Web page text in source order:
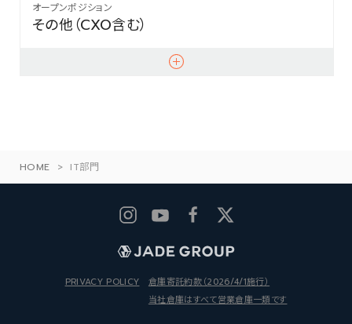
オープンポジション
その他（CXO含む）
HOME > IT部門
PRIVACY POLICY 倉庫寄託約款（2026/4/1施行）
当社倉庫はすべて営業倉庫一類です